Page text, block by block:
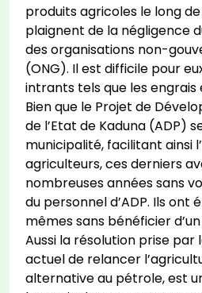
produits agricoles le long
plaignent de la négligence
des organisations non-
(ONG). Il est difficile pour
intrants tels que les engrais
Bien que le Projet de
de l’Etat de Kaduna (ADP)
municipalité, facilitant ainsi
agriculteurs, ces derniers
nombreuses années sans
du personnel d’ADP. Ils ont
mêmes sans bénéficier
Aussi la résolution prise
actuel de relancer
alternative au pétrole, est